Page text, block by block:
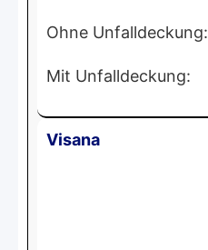
Ohne Unfalldeckung:
Mit Unfalldeckung:
Visana